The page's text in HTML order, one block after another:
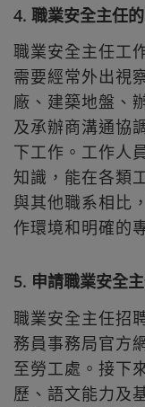
4. 職業安全主任
職業安全主任工
需要經常外出視
廠、建築地盤、
及承辦商溝通協
下工作。工作人
知識，能在各類
與其他職系相比
作環境和明確的
5. 申請職業安全
職業安全主任招
務員事務局官方
至勞工處。接下
歷、語文能力及